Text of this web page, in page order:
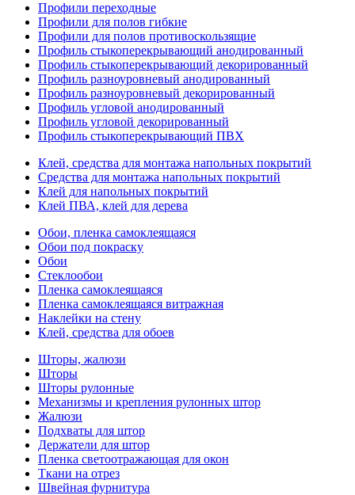
Профили переходные
Профили для полов гибкие
Профили для полов противоскользящие
Профиль стыкоперекрывающий анодированный
Профиль стыкоперекрывающий декорированный
Профиль разноуровневый анодированный
Профиль разноуровневый декорированный
Профиль угловой анодированный
Профиль угловой декорированный
Профиль стыкоперекрывающий ПВХ
Клей, средства для монтажа напольных покрытий
Средства для монтажа напольных покрытий
Клей для напольных покрытий
Клей ПВА, клей для дерева
Обои, пленка самоклеящаяся
Обои под покраску
Обои
Стеклообои
Пленка самоклеящаяся
Пленка самоклеящаяся витражная
Наклейки на стену
Клей, средства для обоев
Шторы, жалюзи
Шторы
Шторы рулонные
Механизмы и крепления рулонных штор
Жалюзи
Подхваты для штор
Держатели для штор
Пленка светоотражающая для окон
Ткани на отрез
Швейная фурнитура